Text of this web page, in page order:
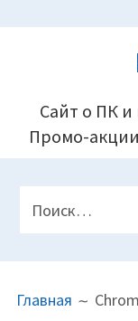
Сайт о ПК
Промо-
ВЕРХНЕГО
Найти:
НАГлавная